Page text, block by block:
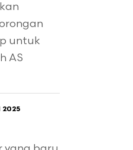
untuk
AS
2025